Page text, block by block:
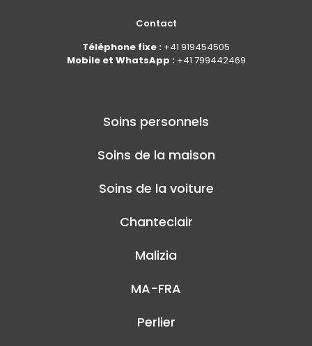
Contact
Téléphone fixe : +41 919454505
Mobile et WhatsApp : +41 799442469
Soins personnels
Soins de la maison
Soins de la voiture
Chanteclair
Malizia
MA-FRA
Perlier